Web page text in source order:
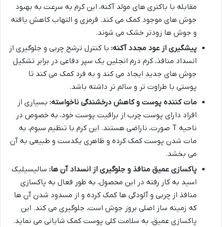
مقابله با باکتری های مولد آکنه، این کرم به سرعت به بهبود
جوش های موجود کمک می کند. قرمزی و التهاب کاهش یافته
و جوش ها زودتر خشک می شوند.
پیشگیری از عود مجدد آکنه: با کنترل ترشح چربی و جلوگیری از
انسداد منافذ، کرم درم انجلین یک سپر دفاعی در برابر تشکیل
جوش های جدید ایجاد می کند و به فرد کمک می کند تا
پوستی با طراوت تر و سالم تر داشته باشد.
مات کننده پوست و کاهش درخشندگی ناخواسته: بسیاری از
افراد دارای پوست چرب از براقیت پوست خود، به خصوص در
ناحیه T صورت، ناراضی هستند. این کرم با تنظیم سبوم، به
مات شدن پوست کمک کرده و ظاهری یکدست و طبیعی به آن
می بخشد.
پاکسازی عمیق منافذ و جلوگیری از انسداد آن ها: سالیسیلیک
اسید به کار رفته در این محصول، به طور فعال به پاکسازی
منافذ از چربی و آلودگی ها کمک کرده و از مسدود شدن آن ها
که زمینه ساز اصلی بروز جوش است، جلوگیری می کند. این
پاکسازی عمیق، به سلامت کلی پوست کمک شایانی می نماید.